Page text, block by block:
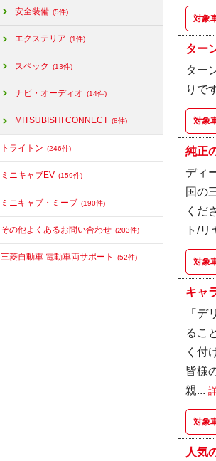
安全装備 (5件)
エクステリア (1件)
スペック (13件)
ナビ・オーディオ (14件)
MITSUBISHI CONNECT (8件)
トライトン (246件)
ミニキャブEV (159件)
ミニキャブ・ミーブ (190件)
その他よくあるお問い合わせ (203件)
三菱自動車 電動車両サポート (52件)
対象
ター
ター
りで
対象
純正
ディ
国の
くだ
ト/
対象
キャ
「
るこ
く付
皆様
親...
対象
人気